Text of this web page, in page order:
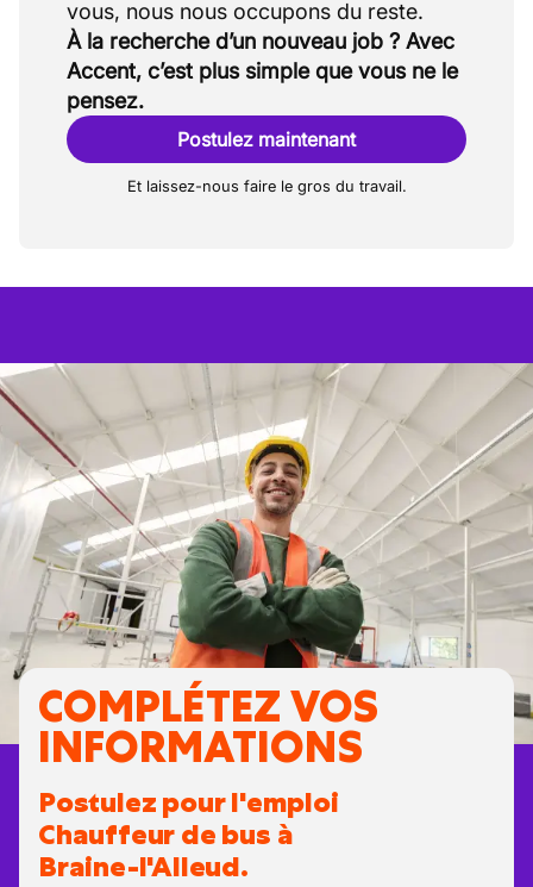
À la recherche d’un nouveau job ? Avec
Accent, c’est plus simple que vous ne le
pensez.
Postulez maintenant
Et laissez-nous faire le gros du travail.
COMPLÉTEZ VOS
INFORMATIONS
Postulez pour l'emploi
Chauffeur de bus à
Braine-l'Alleud.